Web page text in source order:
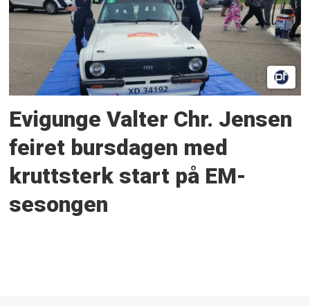
Evigunge Valter Chr. Jensen
feiret bursdagen med
kruttsterk start på EM-
sesongen